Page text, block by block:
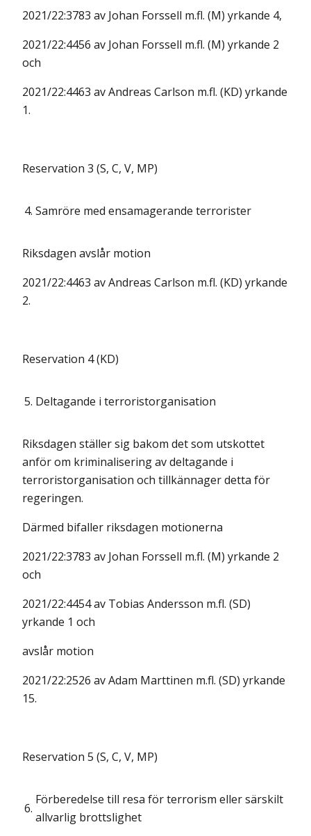
2021/22:3783 av Johan Forssell m.fl. (M) yrkande 4,
2021/22:4456 av Johan Forssell m.fl. (M) yrkande 2
och
2021/22:4463 av Andreas Carlson m.fl. (KD) yrkande
1.
Reservation 3 (S, C, V, MP)
4. Samröre med ensamagerande terrorister
Riksdagen avslår motion
2021/22:4463 av Andreas Carlson m.fl. (KD) yrkande
2.
Reservation 4 (KD)
5. Deltagande i terroristorganisation
Riksdagen ställer sig bakom det som utskottet
anför om kriminalisering av deltagande i
terroristorganisation och tillkännager detta för
regeringen.
Därmed bifaller riksdagen motionerna
2021/22:3783 av Johan Forssell m.fl. (M) yrkande 2
och
2021/22:4454 av Tobias Andersson m.fl. (SD)
yrkande 1 och
avslår motion
2021/22:2526 av Adam Marttinen m.fl. (SD) yrkande
15.
Reservation 5 (S, C, V, MP)
6.
Förberedelse till resa för terrorism eller särskilt
allvarlig brottslighet